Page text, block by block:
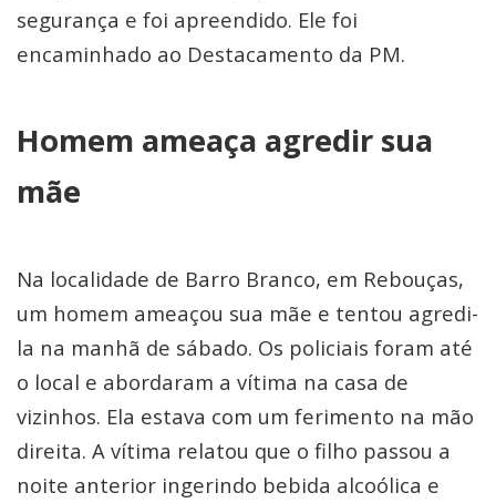
segurança e foi apreendido. Ele foi
encaminhado ao Destacamento da PM.
Homem ameaça agredir sua
mãe
Na localidade de Barro Branco, em Rebouças,
um homem ameaçou sua mãe e tentou agredi-
la na manhã de sábado. Os policiais foram até
o local e abordaram a vítima na casa de
vizinhos. Ela estava com um ferimento na mão
direita. A vítima relatou que o filho passou a
noite anterior ingerindo bebida alcoólica e